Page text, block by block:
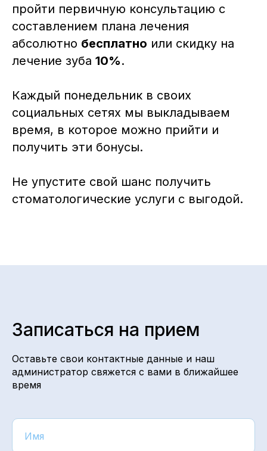
пройти первичную консультацию с
составлением плана лечения
абсолютно бесплатно или скидку на
лечение зуба 10%.
Каждый понедельник в своих
социальных сетях мы выкладываем
время, в которое можно прийти и
получить эти бонусы.
Не упустите свой шанс получить
стоматологические услуги с выгодой.
Записаться на прием
Оставьте свои контактные данные и наш
администратор свяжется с вами в ближайшее
время